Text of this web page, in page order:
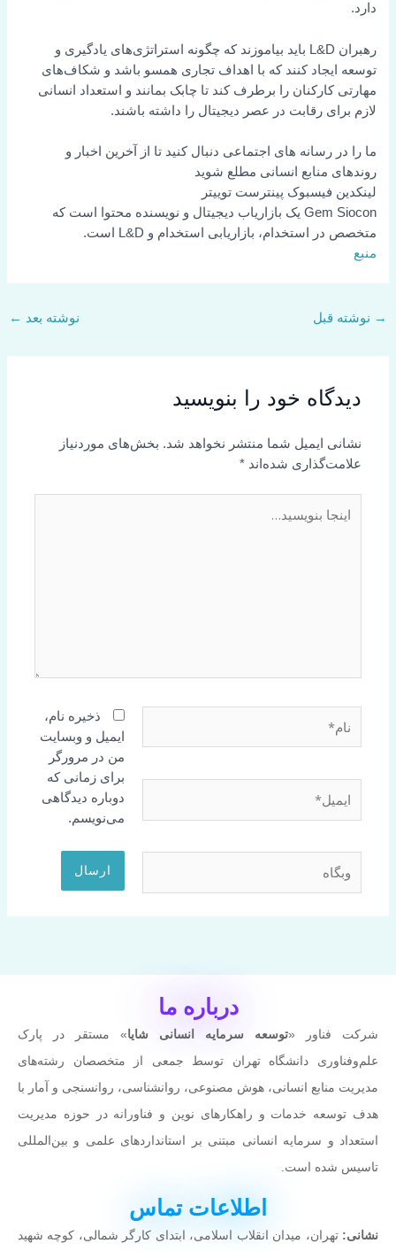
دارد.
رهبران L&D باید بیاموزند که چگونه استراتژی‌های یادگیری و
توسعه ایجاد کنند که با اهداف تجاری همسو باشد و شکاف‌های
مهارتی کارکنان را برطرف کند تا چابک بمانند و استعداد انسانی
لازم برای رقابت در عصر دیجیتال را داشته باشند.
ما را در رسانه های اجتماعی دنبال کنید تا از آخرین اخبار و
روندهای منابع انسانی مطلع شوید
لینکدین فیسبوک پینترست توییتر
Gem Siocon یک بازاریاب دیجیتال و نویسنده محتوا است که
متخصص در استخدام، بازاریابی استخدام و L&D است.
منبع
→ نوشته قبل نوشته بعد ←
دیدگاه‌ خود را بنویسید
نشانی ایمیل شما منتشر نخواهد شد. بخش‌های موردنیاز
علامت‌گذاری شده‌اند*
بنویسید…
ذخیره نام،
ایمیل و وبسایت
من در مرورگر
برای زمانی که
دوباره دیدگاهی
می‌نویسم.
درباره ما
شرکت فناور «توسعه سرمایه انسانی شایا» مستقر در پارک
علم‌وفناوری دانشگاه تهران توسط جمعی از متخصصان رشته‌های
مدیریت منابع انسانی، هوش مصنوعی، روانشناسی، روانسنجی و آمار با
هدف توسعه خدمات و راهکارهای نوین و فناورانه در حوزه مدیریت
استعداد و سرمایه انسانی مبتنی بر استانداردهای علمی و بین‌المللی
تاسیس شده است.
اطلاعات تماس
نشانی: تهران، میدان انقلاب اسلامی، ابتدای کارگر شمالی، کوچه شهيد